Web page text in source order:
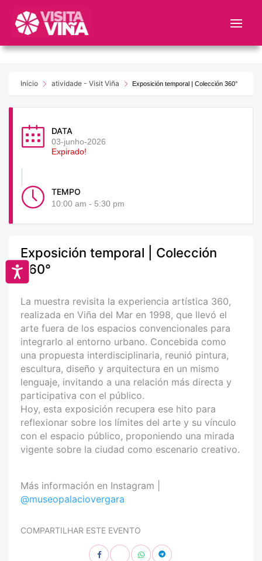
este
web
sistema
Accesibilidad
Início atividade - Visit Viña Exposición temporal | Colección 360°
DATA
03-junho-2026
Expirado!
TEMPO
10:00 am - 5:30 pm
Exposición temporal | Colección
360°
La muestra revisita la experiencia artística 360,
realizada en Viña del Mar en 1998, que llevó el
arte fuera de los espacios convencionales para
integrarlo al entorno urbano. Concebida como
una propuesta interdisciplinaria, reunió pintura,
escultura, diseño y arquitectura en un mismo
lenguaje, invitando a una relación más directa y
participativa con el público.
Hoy, esta exposición recupera ese hito para
reflexionar sobre los límites del arte y su vínculo
con el espacio público, proponiendo una mirada
vigente sobre la ciudad como escenario creativo.
Más información en Instagram |
@museopalaciovergara
COMPARTILHAR ESTE EVENTO